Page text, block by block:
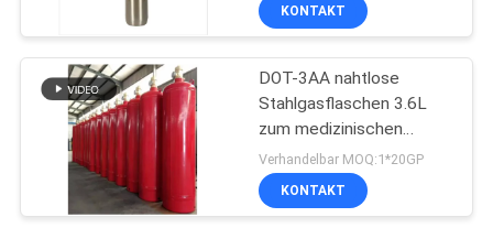
NACHRICHTEN
FORDERN
SIE EIN
ZITAT
CO2-Feuerlöscher
13
KONTAKT
DOT-3AA nahtlose
Stahlgasflaschen 3.6L
zum medizinischen
Speicher-Zylinder des
Gas-88.4L
Verhandelbar MOQ:1*20GP
KONTAKT